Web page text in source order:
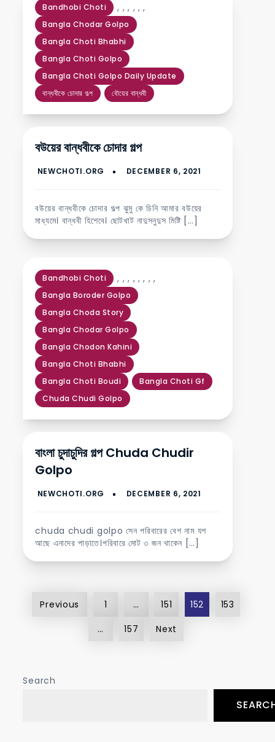
Bandhobi Choti ,
Bangla Chodar Golpo
,
Bangla Choti Bhabhi
,
Bangla Choti Golpo
,
Bangla Choti Golpo Daily Update
,
বান্ধবীকে চোদার গল্প
,
বৌয়ের বান্ধবী
বউয়ের বান্ধবীকে চোদার গল্প
বউয়ের বান্ধবীকে চোদার গল্প ঝুমু কে চিনি আমার বউয়ের
মাধ্যমে। বান্ধবী হিশেবে। ছোটখাট নাদুসনুদুস মিষ্টি […]
Bandhobi Choti ,
Bangla Boroder Golpo
,
Bangla Choda Story
,
Bangla Chodar Golpo
,
Bangla Chodon Kahini
,
Bangla Choti Bhabhi
,
Bangla Choti Boudi
,
Bangla Choti Gf
,
Chuda Chudi Golpo
বাংলা চুদাচুদির গল্প Chuda Chudir
Golpo
chuda chudi golpo সেন পরিবারের বেশ নাম যশ
আছে এনাদের পাড়াতে।পরিবারে মোট ৩ জন থাকেন […]
Posts
pagination
Previous 1 … 151 152
153
…
157 Next
Search